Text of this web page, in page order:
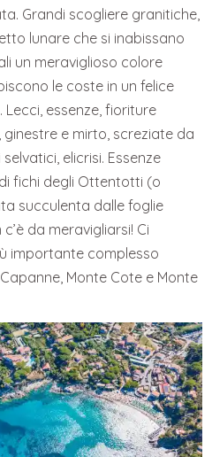
Grandi scogliere granitiche,
lunare che si inabissano
un meraviglioso colore
le coste in un felice
essenze, fioriture
ginestre e mirto, screziate da
elicrisi. Essenze
fichi degli Ottentotti (o
succulenta dalle foglie
da meravigliarsi! Ci
importante complesso
Monte Cote e Monte